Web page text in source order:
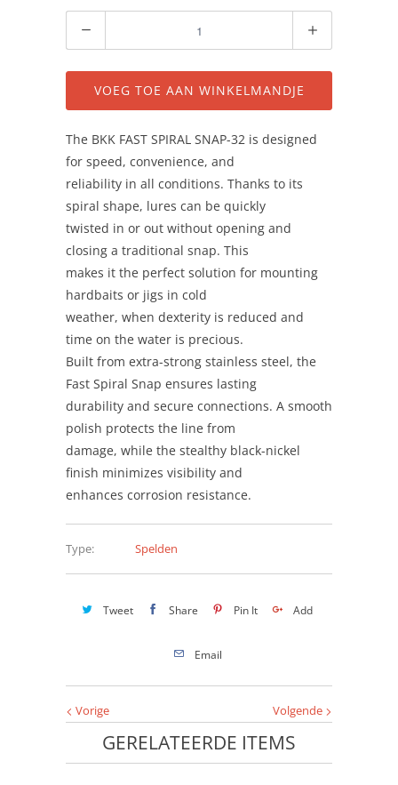
VOEG TOE AAN WINKELMANDJE
The BKK FAST SPIRAL SNAP-32 is designed
for speed, convenience, and
reliability in all conditions. Thanks to its
spiral shape, lures can be quickly
twisted in or out without opening and
closing a traditional snap. This
makes it the perfect solution for mounting
hardbaits or jigs in cold
weather, when dexterity is reduced and
time on the water is precious.
Built from extra-strong stainless steel, the
Fast Spiral Snap ensures lasting
durability and secure connections. A smooth
polish protects the line from
damage, while the stealthy black-nickel
finish minimizes visibility and
enhances corrosion resistance.
Type: Spelden
Tweet Share Pin It Add
Email
Volgende
Vorige
GERELATEERDE ITEMS